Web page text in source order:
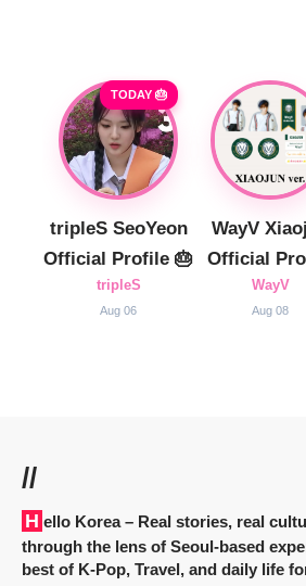
TODAY 🎂
tripleS SeoYeon
Official Profile 🎂
tripleS
Aug 06
WayV
Official
WayV
Aug 08
//
Hello Korea– Real stories, real
through the lens of Seoul-based
best of K-Pop, Travel, and daily life